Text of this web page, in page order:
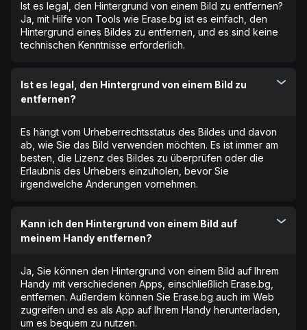
Ist es legal, den Hintergrund von einem Bild zu entfernen?
Ja, mit Hilfe von Tools wie Erase.bg ist es einfach, den
Hintergrund eines Bildes zu entfernen, und es sind keine
technischen Kenntnisse erforderlich.
Ist es legal, den Hintergrund von einem Bild zu
entfernen?
Es hängt vom Urheberrechtsstatus des Bildes und davon
ab, wie Sie das Bild verwenden möchten. Es ist immer am
besten, die Lizenz des Bildes zu überprüfen oder die
Erlaubnis des Urhebers einzuholen, bevor Sie
irgendwelche Änderungen vornehmen.
Kann ich den Hintergrund von einem Bild auf
meinem Handy entfernen?
Ja, Sie können den Hintergrund von einem Bild auf Ihrem
Handy mit verschiedenen Apps, einschließlich Erase.bg,
entfernen. Außerdem können Sie Erase.bg auch im Web
zugreifen und es als App auf Ihrem Handy herunterladen,
um es bequem zu nutzen.